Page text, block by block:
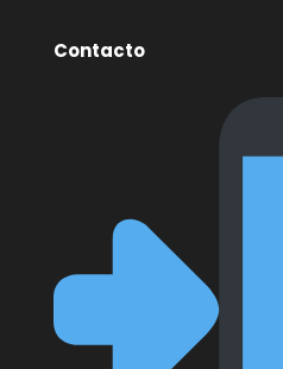
Contacto